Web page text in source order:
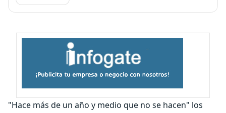
"Hace más de un año y medio que no se hacen" los